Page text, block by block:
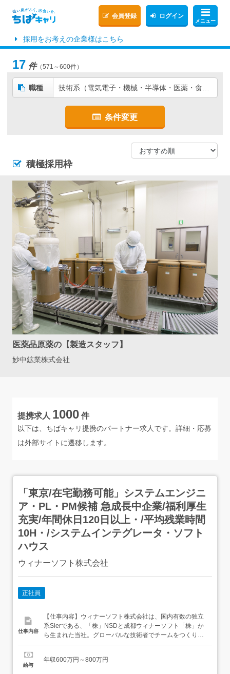
メニュー
会員登録 ログイン
採用をお考えの企業様はこちら
17 件（571～600件）
職種
条件変更
積極採用枠
医薬品原薬の【製造スタッフ】
妙中鉱業株式会社
提携求人 1000 件
以下は、ちばキャリ提携のパートナー求人です。詳細・応募
は外部サイトに遷移します。
「東京/在宅勤務可能」システムエンジニ
ア・PL・PM候補 急成長中企業/福利厚生
充実/年間休日120日以上・/平均残業時間
10H・/システムインテグレータ・ソフト
ハウス
ウィナーソフト株式会社
正社員
仕事内容
【仕事内容】ウィナーソフト株式会社は、国内有数の独立
系Sierである、「株」NSDと成都ウィナーソフト「株」か
ら生まれた当社。グローバルな技術者でチームをつくり、
顧客ニーズにしっかり応える、そんな企業を目指していま
ジア圏を中心としたグローバル企業/福利厚生充実/リモート
給与
年収600万円～800万円